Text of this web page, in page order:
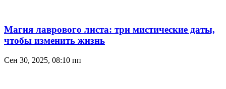
Магия лаврового листа: три мистические даты,
чтобы изменить жизнь
Сен 30, 2025, 08:10 пп